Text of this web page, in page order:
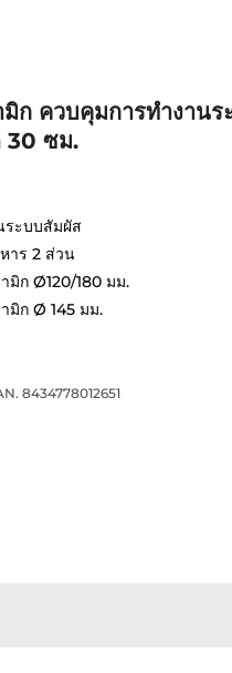
มิก ควบคุมการทำงานร
30 ซม.
ระบบสัมผัส
าร 2 ส่วน
มิก Ø120/180 มม.
มิก Ø 145 มม.
8434778012651